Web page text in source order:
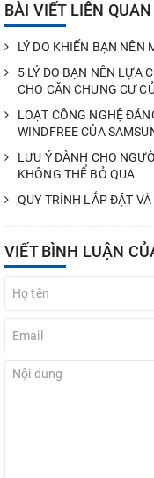
BÀI VIẾT LIÊN QUAN
LÝ DO KHIẾN BẠN NÊN
5 LÝ DO BẠN NÊN LỰA
CHO CĂN CHUNG CƯ
LOẠT CÔNG NGHỆ
WINDFREE CỦA
LƯU Ý DÀNH CHO
KHÔNG THỂ BỎ QUA
QUY TRÌNH LẮP ĐẶT
VIẾT BÌNH LUẬN